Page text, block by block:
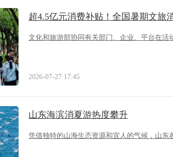
超4.5亿元消费补贴！全国暑期文旅
文化和旅游部协同有关部门、企业、平台在活
2026-07-27 17:45
山东海滨消夏游热度攀升
凭借独特的山海生态资源和宜人的气候，山东